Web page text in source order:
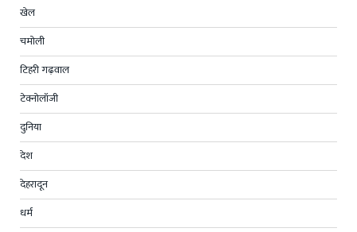
खेल
चमोली
टिहरी गढ़वाल
टेक्नोलॉजी
दुनिया
देश
देहरादून
धर्म